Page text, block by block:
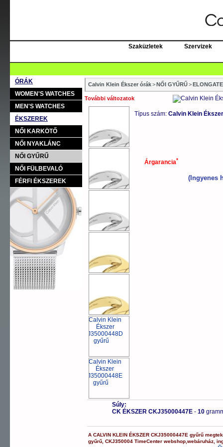
Szaküzletek Szervizek
ÓRÁK
WOMEN'S WATCHES
MEN'S WATCHES
ÉKSZEREK
NŐI KARKÖTŐ
NŐI NYAKLÁNC
NŐI GYŰRŰ
NŐI FÜLBEVALÓ
FÉRFI ÉKSZEREK
Calvin Klein Ékszer órák>NŐI GYŰRŰ>
További változatok
Típus szám: Calvin Klein
Árgarancia*
(Ingyenes
Súly:
CK ÉKSZER CKJ35000447E - 10
ACALVIN KLEIN ÉKSZER CKJ35000447E gyűrű
gyűrű ,CKJ350004 TimeCenter webshop ,webáruház ,